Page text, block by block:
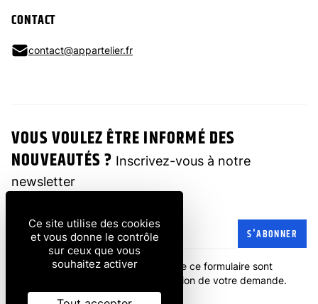
CONTACT
contact@appartelier.fr
VOUS VOULEZ ÊTRE INFORMÉ DES
NOUVEAUTÉS ? Inscrivez-vous à notre
newsletter
Adresse e-mail S'ABONNER
Les informations recueillies à partir de ce formulaire sont
transmises à l'entreprise pour la gestion de votre demande.
politique de confidentialité.
Ce site utilise des cookies
et vous donne le contrôle
sur ceux que vous
souhaitez activer